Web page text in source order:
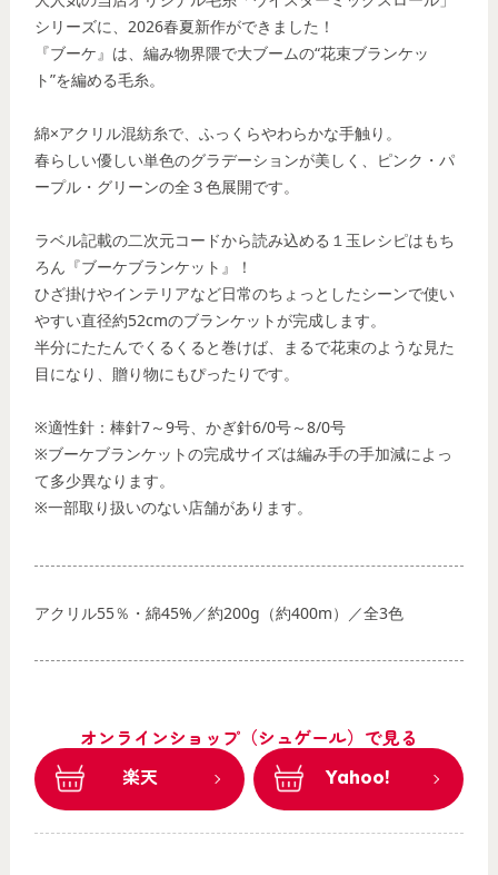
シリーズに、2026春夏新作ができました！
『ブーケ』は、編み物界隈で大ブームの“花束ブランケッ
ト”を編める毛糸。
綿×アクリル混紡糸で、ふっくらやわらかな手触り。
春らしい優しい単色のグラデーションが美しく、ピンク・パ
ープル・グリーンの全３色展開です。
ラベル記載の二次元コードから読み込める１玉レシピはもち
ろん『ブーケブランケット』！
ひざ掛けやインテリアなど日常のちょっとしたシーンで使い
やすい直径約52cmのブランケットが完成します。
半分にたたんでくるくると巻けば、まるで花束のような見た
目になり、贈り物にもぴったりです。
※適性針：棒針7～9号、かぎ針6/0号～8/0号
※ブーケブランケットの完成サイズは編み手の手加減によっ
て多少異なります。
※一部取り扱いのない店舗があります。
アクリル55％・綿45%／約200g（約400m）／全3色
オンラインショップ（シュゲール）で見る
楽天
Yahoo!